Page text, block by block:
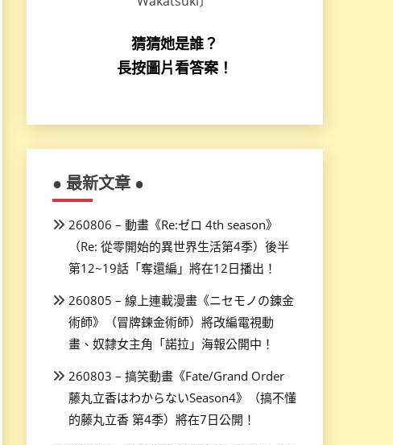
猜猜她是誰？
長按圖片看答案！
● 最新文章 ●
260806 – 動畫《Re:ゼロ 4th season》
（Re: 從零開始的異世界生活第4季）後半
第12~19話「奪還編」將在12日播出！
260805 – 線上連載漫畫《ニセモノの錬金
術師》（冒牌鍊金術師）將改編電視動
畫、奴隸女主角「諾拉」海報公開中！
260803 – 搞笑動畫《Fate/Grand Order
藤丸立香はわからないSeason4》（搞不懂
的藤丸立香 第4季）將在7日公開！